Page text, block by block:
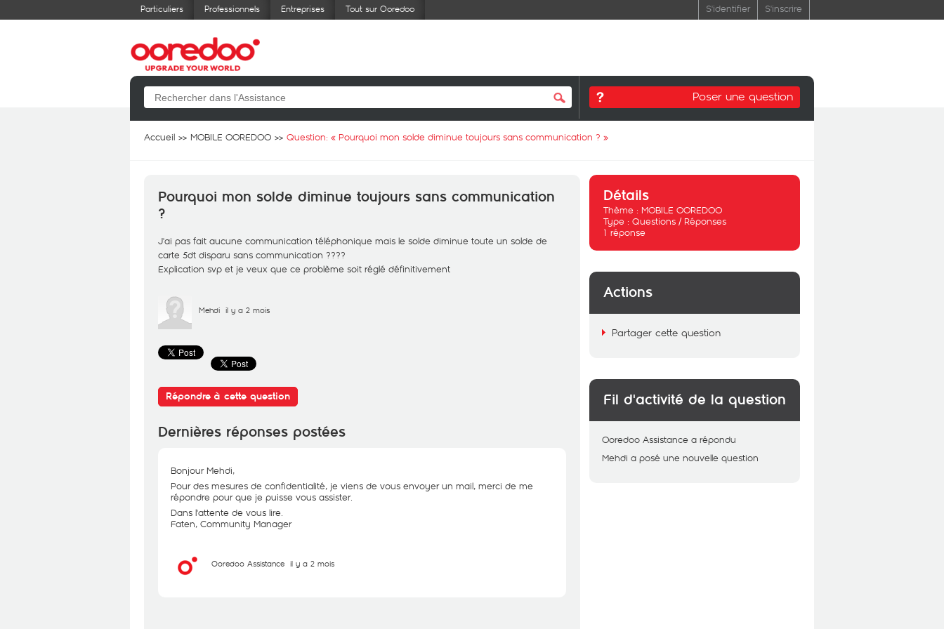
Particuliers Professionnels Entreprises Tout sur Ooredoo S'identifier S'inscrire
Poser une question
Accueil MOBILE OOREDOO Question: « Pourquoi mon solde diminue toujours sans communication ? »
Pourquoi mon solde diminue toujours sans communication
?
J'ai pas fait aucune communication téléphonique mais le solde diminue toute un solde de
carte 5dt disparu sans communication ????
Explication svp et je veux que ce problème soit réglé définitivement
Mehdi il y a 2 mois
Répondre à cette question
Dernières réponses postées
Bonjour Mehdi,
Pour des mesures de confidentialité, je viens de vous envoyer un mail, merci de me
répondre pour que je puisse vous assister.
Dans l'attente de vous lire.
Faten, Community Manager
Ooredoo Assistance il y a 2 mois
Détails
Thème : MOBILE OOREDOO
Type : Questions / Réponses
1 réponse
Actions
Partager cette question
Fil d'activité de la question
Ooredoo Assistance a répondu
Mehdi a posé une nouvelle question